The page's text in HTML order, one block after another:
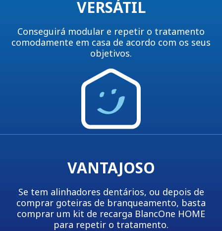
VERSÁTIL
Conseguirá modular e repetir o tratamento
comodamente em casa de acordo com os seus
objetivos.
VANTAJOSO
Se tem alinhadores dentários, ou depois de
comprar goteiras de branqueamento, basta
comprar um kit de recarga BlancOne HOME
para repetir o tratamento.